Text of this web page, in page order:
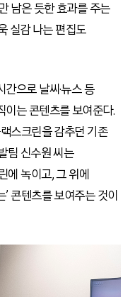
남은 듯한 효과를 주는
실감 나는 편집도
으로 날씨·뉴스 등
이는 콘텐츠를 보여준다.
스크린을 감추던 기존
팀 신수원 씨는
에 녹이고, 그 위에
콘텐츠를 보여주는 것이